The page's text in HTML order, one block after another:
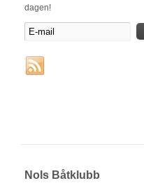
dagen!
Nols Båtklubb